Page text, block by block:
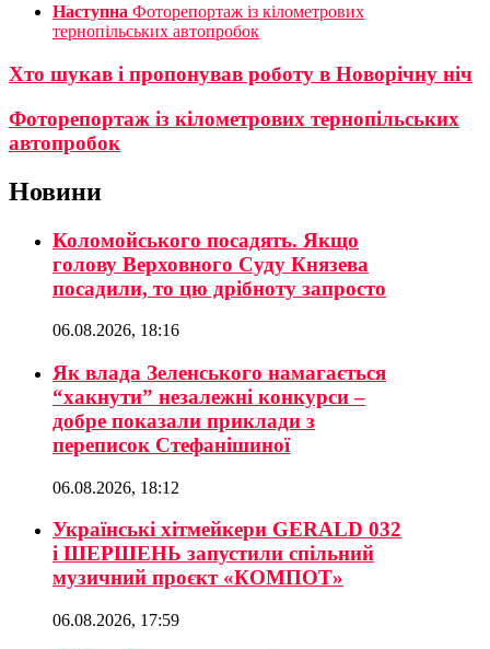
Наступна Фоторепортаж із кілометрових
тернопільських автопробок
Хто шукав і пропонував роботу в Новорічну ніч
Фоторепортаж із кілометрових тернопільських
автопробок
Новини
Коломойського посадять. Якщо
голову Верховного Суду Князева
посадили, то цю дрібноту запросто
06.08.2026, 18:16
Як влада Зеленського намагається
“хакнути” незалежні конкурси –
добре показали приклади з
переписок Стефанішиної
06.08.2026, 18:12
Українські хітмейкери GERALD 032
і ШЕРШЕНЬ запустили спільний
музичний проєкт «КОМПОТ»
06.08.2026, 17:59